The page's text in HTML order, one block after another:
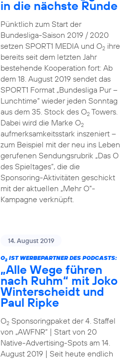
in die nächste Runde
Pünktlich zum Start der
Bundesliga-Saison 2019 / 2020
setzen SPORT1 MEDIA und O2ihre
bereits seit dem letzten Jahr
bestehende Kooperation fort: Ab
dem 18. August 2019 sendet das
SPORT1 Format „Bundesliga Pur –
Lunchtime“ wieder jeden Sonntag
aus dem 35. Stock des O2Towers.
Dabei wird die Marke O2
aufmerksamkeitsstark inszeniert –
zum Beispiel mit der neu ins Leben
gerufenen Sendungsrubrik „Das O
des Spieltages“, die die
Sponsoring-Aktivitäten geschickt
mit der aktuellen „Mehr O“-
Kampagne verknüpft.
14. August 2019
O2IST WERBEPARTNER DES PODCASTS:
„Alle Wege führen
nach Ruhm“ mit Joko
Winterscheidt und
Paul Ripke
O2Sponsoringpaket der 4. Staffel
von „AWFNR“ | Start von 20
Native-Advertising-Spots am 14.
August 2019 | Seit heute endlich